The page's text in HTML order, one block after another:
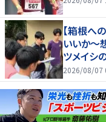
【箱根へ
いいか～
ツメイシ
を引っ張
2026/08/07